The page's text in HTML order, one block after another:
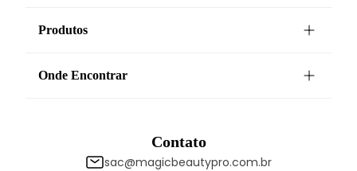
Produtos
Onde Encontrar
Contato
sac@magicbeautypro.com.br